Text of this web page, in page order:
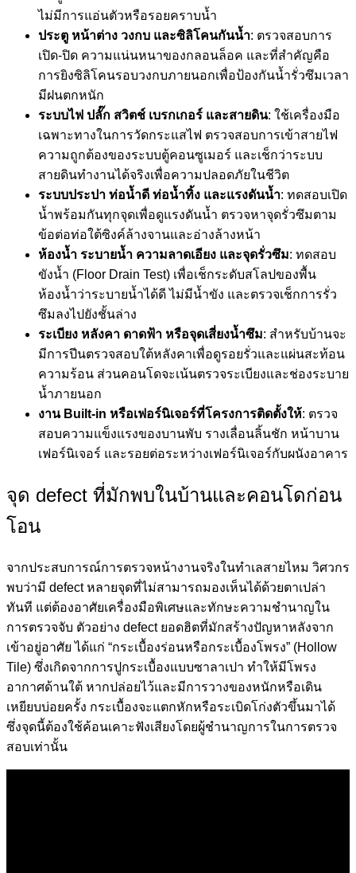
ไม่มีการแอ่นตัวหรือรอยคราบน้ำ
ประตู หน้าต่าง วงกบ และซิลิโคนกันน้ำ: ตรวจสอบการ
เปิด-ปิด ความแน่นหนาของกลอนล็อค และที่สำคัญคือ
การยิงซิลิโคนรอบวงกบภายนอกเพื่อป้องกันน้ำรั่วซึมเวลา
มีฝนตกหนัก
ระบบไฟ ปลั๊ก สวิตช์ เบรกเกอร์ และสายดิน: ใช้เครื่องมือ
เฉพาะทางในการวัดกระแสไฟ ตรวจสอบการเข้าสายไฟ
ความถูกต้องของระบบตู้คอนซูเมอร์ และเช็กว่าระบบ
สายดินทำงานได้จริงเพื่อความปลอดภัยในชีวิต
ระบบประปา ท่อน้ำดี ท่อน้ำทิ้ง และแรงดันน้ำ: ทดสอบเปิด
น้ำพร้อมกันทุกจุดเพื่อดูแรงดันน้ำ ตรวจหาจุดรั่วซึมตาม
ข้อต่อท่อใต้ซิงค์ล้างจานและอ่างล้างหน้า
ห้องน้ำ ระบายน้ำ ความลาดเอียง และจุดรั่วซึม: ทดสอบ
ขังน้ำ (Floor Drain Test) เพื่อเช็กระดับสโลปของพื้น
ห้องน้ำว่าระบายน้ำได้ดี ไม่มีน้ำขัง และตรวจเช็กการรั่ว
ซึมลงไปยังชั้นล่าง
ระเบียง หลังคา ดาดฟ้า หรือจุดเสี่ยงน้ำซึม: สำหรับบ้านจะ
มีการปีนตรวจสอบใต้หลังคาเพื่อดูรอยรั่วและแผ่นสะท้อน
ความร้อน ส่วนคอนโดจะเน้นตรวจระเบียงและช่องระบาย
น้ำภายนอก
งาน Built-in หรือเฟอร์นิเจอร์ที่โครงการติดตั้งให้: ตรวจ
สอบความแข็งแรงของบานพับ รางเลื่อนลิ้นชัก หน้าบาน
เฟอร์นิเจอร์ และรอยต่อระหว่างเฟอร์นิเจอร์กับผนังอาคาร
จุด defect ที่มักพบในบ้านและคอนโดก่อน
โอน
จากประสบการณ์การตรวจหน้างานจริงในทำเลสายไหม วิศวกร
พบว่ามี defect หลายจุดที่ไม่สามารถมองเห็นได้ด้วยตาเปล่า
ทันที แต่ต้องอาศัยเครื่องมือพิเศษและทักษะความชำนาญใน
การตรวจจับ ตัวอย่าง defect ยอดฮิตที่มักสร้างปัญหาหลังจาก
เข้าอยู่อาศัย ได้แก่ “กระเบื้องร่อนหรือกระเบื้องโพรง” (Hollow
Tile) ซึ่งเกิดจากการปูกระเบื้องแบบซาลาเปา ทำให้มีโพรง
อากาศด้านใต้ หากปล่อยไว้และมีการวางของหนักหรือเดิน
เหยียบบ่อยครั้ง กระเบื้องจะแตกหักหรือระเบิดโก่งตัวขึ้นมาได้
ซึ่งจุดนี้ต้องใช้ค้อนเคาะฟังเสียงโดยผู้ชำนาญการในการตรวจ
สอบเท่านั้น